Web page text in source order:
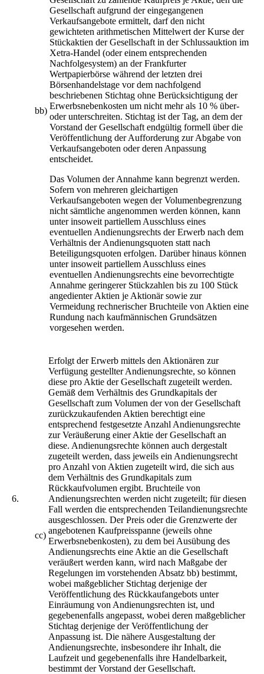
6.
bb)
Gesellschaft aufgrund der eingegangenen
Verkaufsangebote ermittelt, darf den nicht
gewichteten arithmetischen Mittelwert der Kurse der
Stückaktien der Gesellschaft in der Schlussauktion im
Xetra-Handel (oder einem entsprechenden
Nachfolgesystem) an der Frankfurter
Wertpapierbörse während der letzten drei
Börsenhandelstage vor dem nachfolgend
beschriebenen Stichtag ohne Berücksichtigung der
Erwerbsnebenkosten um nicht mehr als 10 % über-
oder unterschreiten. Stichtag ist der Tag, an dem der
Vorstand der Gesellschaft endgültig formell über die
Veröffentlichung der Aufforderung zur Abgabe von
Verkaufsangeboten oder deren Anpassung
entscheidet.
Das Volumen der Annahme kann begrenzt werden.
Sofern von mehreren gleichartigen
Verkaufsangeboten wegen der Volumenbegrenzung
nicht sämtliche angenommen werden können, kann
unter insoweit partiellem Ausschluss eines
eventuellen Andienungsrechts der Erwerb nach dem
Verhältnis der Andienungsquoten statt nach
Beteiligungsquoten erfolgen. Darüber hinaus können
unter insoweit partiellem Ausschluss eines
eventuellen Andienungsrechts eine bevorrechtigte
Annahme geringerer Stückzahlen bis zu 100 Stück
angedienter Aktien je Aktionär sowie zur
Vermeidung rechnerischer Bruchteile von Aktien eine
Rundung nach kaufmännischen Grundsätzen
vorgesehen werden.
cc)
Erfolgt der Erwerb mittels den Aktionären zur
Verfügung gestellter Andienungsrechte, so können
diese pro Aktie der Gesellschaft zugeteilt werden.
Gemäß dem Verhältnis des Grundkapitals der
Gesellschaft zum Volumen der von der Gesellschaft
zurückzukaufenden Aktien berechtigt eine
entsprechend festgesetzte Anzahl Andienungsrechte
zur Veräußerung einer Aktie der Gesellschaft an
diese. Andienungsrechte können auch dergestalt
zugeteilt werden, dass jeweils ein Andienungsrecht
pro Anzahl von Aktien zugeteilt wird, die sich aus
dem Verhältnis des Grundkapitals zum
Rückkaufvolumen ergibt. Bruchteile von
Andienungsrechten werden nicht zugeteilt; für diesen
Fall werden die entsprechenden Teilandienungsrechte
ausgeschlossen. Der Preis oder die Grenzwerte der
angebotenen Kaufpreisspanne (jeweils ohne
Erwerbsnebenkosten), zu dem bei Ausübung des
Andienungsrechts eine Aktie an die Gesellschaft
veräußert werden kann, wird nach Maßgabe der
Regelungen im vorstehenden Absatz bb) bestimmt,
wobei maßgeblicher Stichtag derjenige der
Veröffentlichung des Rückkaufangebots unter
Einräumung von Andienungsrechten ist, und
gegebenenfalls angepasst, wobei deren maßgeblicher
Stichtag derjenige der Veröffentlichung der
Anpassung ist. Die nähere Ausgestaltung der
Andienungsrechte, insbesondere ihr Inhalt, die
Laufzeit und gegebenenfalls ihre Handelbarkeit,
bestimmt der Vorstand der Gesellschaft.